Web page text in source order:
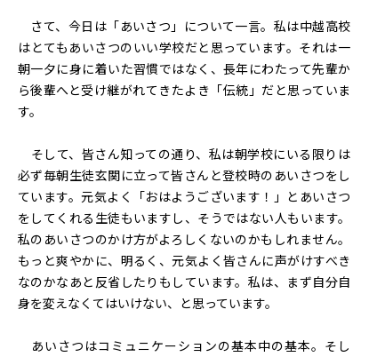
さて、今日は「あいさつ」について一言。私は中越高校
はとてもあいさつのいい学校だと思っています。それは一
朝一夕に身に着いた習慣ではなく、長年にわたって先輩か
ら後輩へと受け継がれてきたよき「伝統」だと思っていま
す。
そして、皆さん知っての通り、私は朝学校にいる限りは
必ず毎朝生徒玄関に立って皆さんと登校時のあいさつをし
ています。元気よく「おはようございます！」とあいさつ
をしてくれる生徒もいますし、そうではない人もいます。
私のあいさつのかけ方がよろしくないのかもしれません。
もっと爽やかに、明るく、元気よく皆さんに声がけすべき
なのかなあと反省したりもしています。私は、まず自分自
身を変えなくてはいけない、と思っています。
あいさつはコミュニケーションの基本中の基本。そし